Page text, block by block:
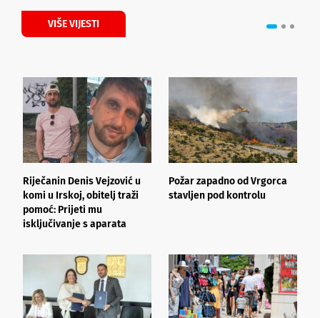
VIŠE VIJESTI
Riječanin Denis Vejzović u
komi u Irskoj, obitelj traži
pomoć: Prijeti mu
isključivanje s aparata
Požar zapadno od Vrgorca
stavljen pod kontrolu